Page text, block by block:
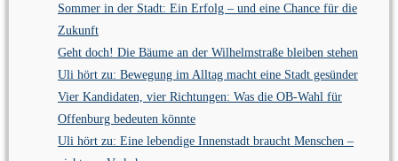
Sommer in der Stadt: Ein Erfolg – und eine Chance für die
Zukunft
Geht doch! Die Bäume an der Wilhelmstraße bleiben stehen
Uli hört zu: Bewegung im Alltag macht eine Stadt gesünder
Vier Kandidaten, vier Richtungen: Was die OB-Wahl für
Offenburg bedeuten könnte
Uli hört zu: Eine lebendige Innenstadt braucht Menschen –